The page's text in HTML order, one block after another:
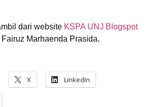
dari website KSPA UNJ Blogspot
Marhaenda Prasida.
X LinkedIn